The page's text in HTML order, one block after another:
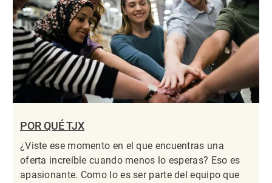
POR QUÉ TJX
¿Viste ese momento en el que encuentras una
oferta increíble cuando menos lo esperas? Eso es
apasionante. Como lo es ser parte del equipo que